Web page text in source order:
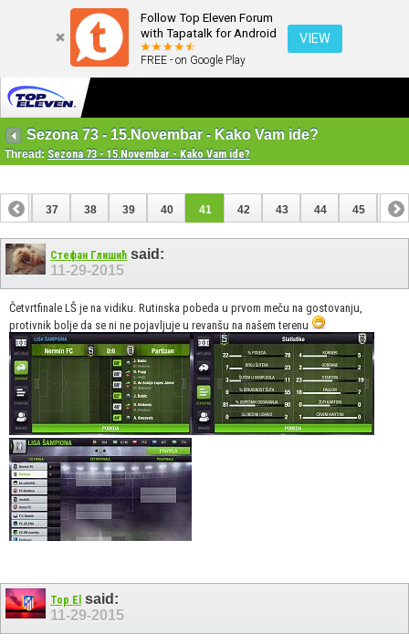
Follow Top Eleven Forum
with Tapatalk for Android
FREE - on Google Play
VIEW
Sezona 73 - 15.Novembar - Kako Vam ide?
Thread: Sezona 73 - 15.Novembar - Kako Vam ide?
36 37 38 39 40 41 42 43 44 45 46
56
Стефан Глишић said:
11-29-2015
Četvrtfinale LŠ je na vidiku. Rutinska pobeda u prvom meču na gostovanju,
protivnik bolje da se ni ne pojavljuje u revanšu na našem terenu
Top El said:
11-29-2015